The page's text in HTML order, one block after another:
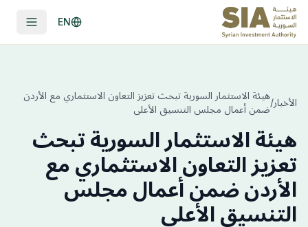
EN
الأخبار/
هيئة الاستثمار السورية تبحث تعزيز التعاون الاستثماري مع الأردن
ضمن أعمال مجلس التنسيق الأعلى
هيئة الاستثمار السورية تبحث
تعزيز التعاون الاستثماري مع
الأردن ضمن أعمال مجلس
التنسيق الأعلى